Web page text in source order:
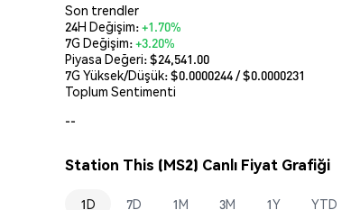
Son trendler
24H Değişim:+1.70%
7G Değişim:+3.20%
Piyasa Değeri:$24,541.00
7G Yüksek/Düşük: $0.0000244/ $0.0000231
Toplum Sentimenti
--
Station This (MS2) Canlı Fiyat Grafiği
1D 7D 1M 3M 1Y YTD